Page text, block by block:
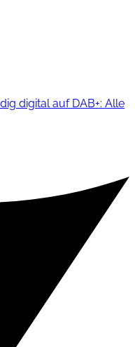
digital auf DAB+: Alle